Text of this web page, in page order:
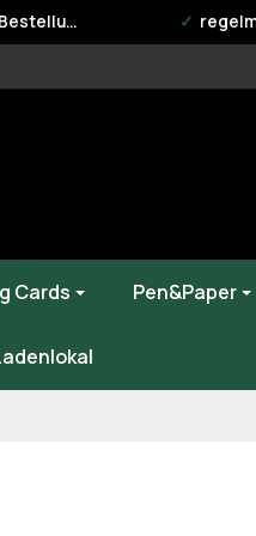
Cards Pen&Paper